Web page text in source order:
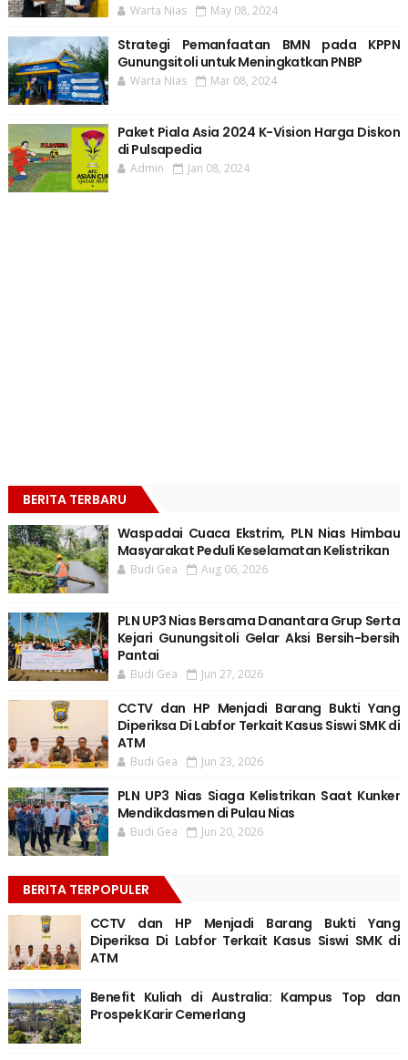
Warta Nias May 08, 2024
Strategi Pemanfaatan BMN pada KPPN
Gunungsitoli untuk Meningkatkan PNBP
Warta Nias Mar 08, 2024
Paket Piala Asia 2024 K-Vision Harga Diskon
di Pulsapedia
Admin Jan 08, 2024
BERITA TERBARU
Waspadai Cuaca Ekstrim, PLN Nias Himbau
Masyarakat Peduli Keselamatan Kelistrikan
Budi Gea Aug 06, 2026
PLN UP3 Nias Bersama Danantara Grup Serta
Kejari Gunungsitoli Gelar Aksi Bersih-bersih
Pantai
Budi Gea Jun 27, 2026
CCTV dan HP Menjadi Barang Bukti Yang
Diperiksa Di Labfor Terkait Kasus Siswi SMK di
ATM
Budi Gea Jun 23, 2026
PLN UP3 Nias Siaga Kelistrikan Saat Kunker
Mendikdasmen di Pulau Nias
Budi Gea Jun 20, 2026
BERITA TERPOPULER
CCTV dan HP Menjadi Barang Bukti Yang
Diperiksa Di Labfor Terkait Kasus Siswi SMK di
ATM
Benefit Kuliah di Australia: Kampus Top dan
Prospek Karir Cemerlang